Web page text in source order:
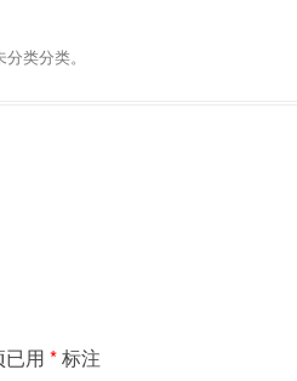
分类分类。
已用 *标注